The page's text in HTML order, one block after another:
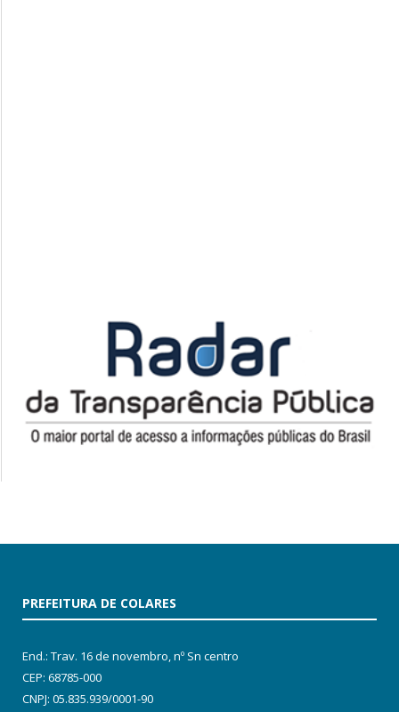
PREFEITURA DE COLARES
End.: Trav. 16 de novembro, nº Sn centro
CEP: 68785-000
CNPJ: 05.835.939/0001-90